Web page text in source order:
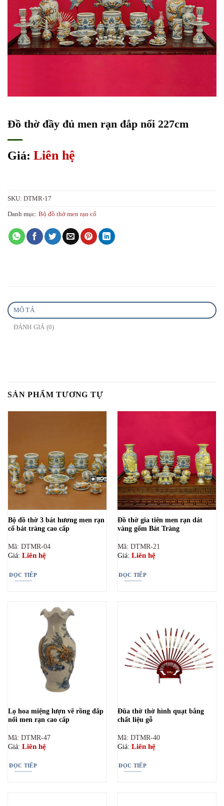
Đồ thờ đầy đủ men rạn đắp nổi 227cm
Giá: Liên hệ
SKU: DTMR-17
Danh mục: Bộ đồ thờ men rạn cổ
MÔ TẢ
ĐÁNH GIÁ (0)
SẢN PHẨM TƯƠNG TỰ
Bộ đồ thờ 3 bát hương men rạn
cổ bát tràng cao cấp
Mã: DTMR-04
Giá: Liên hệ
ĐỌC TIẾP
Đồ thờ gia tiên men rạn dát
vàng gốm Bát Tràng
Mã: DTMR-21
Giá: Liên hệ
ĐỌC TIẾP
Lọ hoa miệng lượn vẽ rồng đắp
nổi men rạn cao cấp
Mã: DTMR-47
Giá: Liên hệ
ĐỌC TIẾP
Đũa thờ thờ hình quạt bằng
chất liệu gỗ
Mã: DTMR-40
Giá: Liên hệ
ĐỌC TIẾP